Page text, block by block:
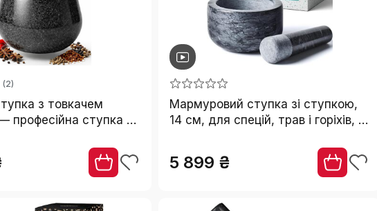
(2)
з товкачем
професійна ступка з
для спецій, трав та
граніт
Мармуровий ступка зі ступкою,
14 см, для спецій, трав і горіхів, з
5 899 ₴